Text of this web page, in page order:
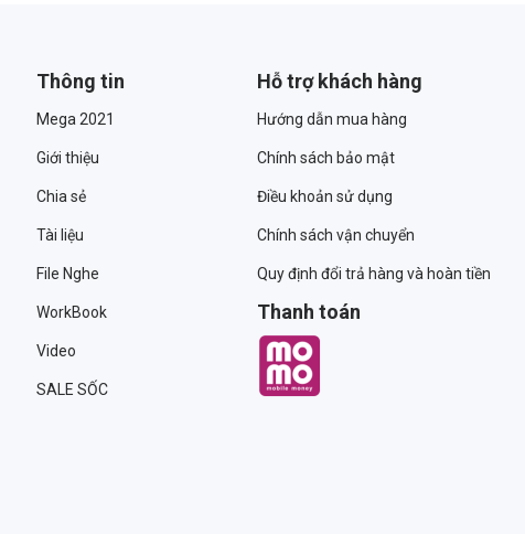
Thông tin
Mega 2021
Giới thiệu
Chia sẻ
Tài liệu
File Nghe
WorkBook
Video
SALE SỐC
Hỗ trợ khách hàng
Hướng dẫn mua hàng
Chính sách bảo mật
Điều khoản sử dụng
Chính sách vận chuyển
Quy định đổi trả hàng và hoàn tiền
Thanh toán